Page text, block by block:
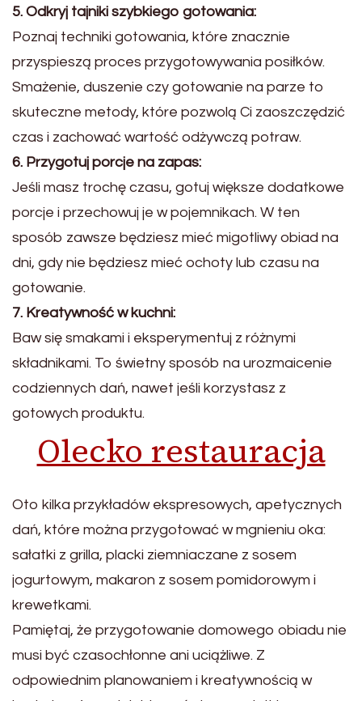
5. Odkryj tajniki szybkiego gotowania:
Poznaj techniki gotowania, które znacznie
przyspieszą proces przygotowywania posiłków.
Smażenie, duszenie czy gotowanie na parze to
skuteczne metody, które pozwolą Ci zaoszczędzić
czas i zachować wartość odżywczą potraw.
6. Przygotuj porcje na zapas:
Jeśli masz trochę czasu, gotuj większe dodatkowe
porcje i przechowuj je w pojemnikach. W ten
sposób zawsze będziesz mieć migotliwy obiad na
dni, gdy nie będziesz mieć ochoty lub czasu na
gotowanie.
7. Kreatywność w kuchni:
Baw się smakami i eksperymentuj z różnymi
składnikami. To świetny sposób na urozmaicenie
codziennych dań, nawet jeśli korzystasz z
gotowych produktu.
Olecko restauracja
Oto kilka przykładów ekspresowych, apetycznych
dań, które można przygotować w mgnieniu oka:
sałatki z grilla, placki ziemniaczane z sosem
jogurtowym, makaron z sosem pomidorowym i
krewetkami.
Pamiętaj, że przygotowanie domowego obiadu nie
musi być czasochłonne ani uciążliwe. Z
odpowiednim planowaniem i kreatywnością w